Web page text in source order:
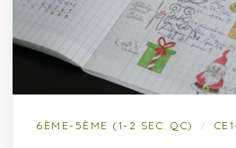
6ÈME-5ÈME (1-2 SEC. QC) /